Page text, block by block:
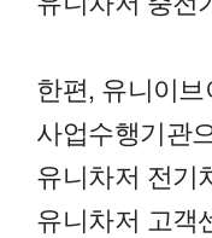
한편, 유니이
사업수행기관
유니차저 전기
유니차저 고